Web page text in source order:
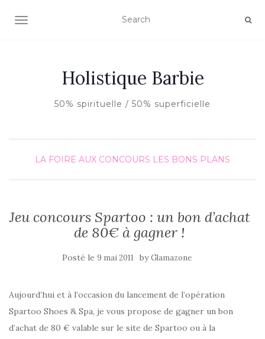
AFFICHER/MASQUER LA NAVIGATION
Holistique Barbie
50% spirituelle / 50% superficielle
LA FOIRE AUX CONCOURS LES BONS PLANS
Jeu concours Spartoo : un bon d’achat
de 80€ à gagner !
Posté le 9 mai 2011 byGlamazone
Aujourd’hui et à l’occasion du lancement de l’opération
Spartoo Shoes & Spa, je vous propose de gagner un bon
d’achat de 80 € valable sur le site de Spartoo ou à la